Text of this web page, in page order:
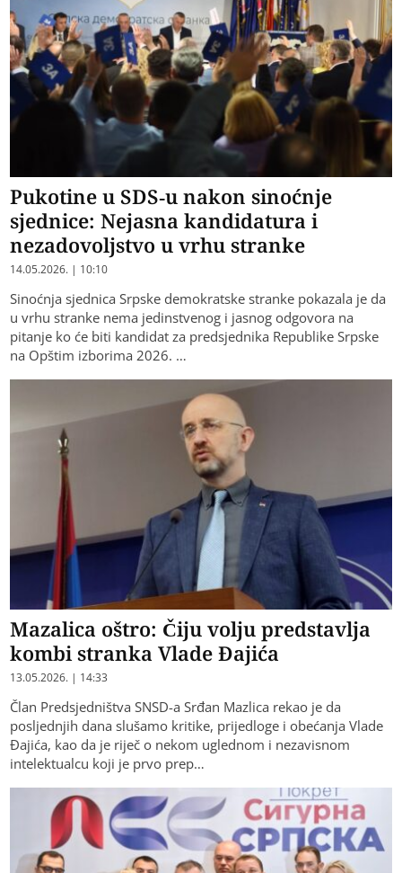
Pukotine u SDS-u nakon sinoćnje
sjednice: Nejasna kandidatura i
nezadovoljstvo u vrhu stranke
14.05.2026. | 10:10
Sinoćnja sjednica Srpske demokratske stranke pokazala je da
u vrhu stranke nema jedinstvenog i jasnog odgovora na
pitanje ko će biti kandidat za predsjednika Republike Srpske
na Opštim izborima 2026. …
Mazalica oštro: Čiju volju predstavlja
kombi stranka Vlade Đajića
13.05.2026. | 14:33
Član Predsjedništva SNSD-a Srđan Mazlica rekao je da
posljednjih dana slušamo kritike, prijedloge i obećanja Vlade
Đajića, kao da je riječ o nekom uglednom i nezavisnom
intelektualcu koji je prvo prep…